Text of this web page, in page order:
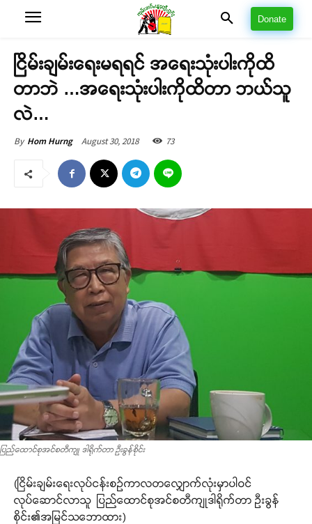
Donate
ငြိမ်းချမ်းရေးမရရင် အရေးသုံးပါးကိုထိ
တာဘဲ …အရေးသုံးပါးကိုထိတာ ဘယ်သူ
လဲ…
By Hom Hurng August 30, 2018 73
ပြည်ထောင်စုအင်စတီကျု ဒါရိုက်တာ ဦးခွန်စိုင်း
(ငြိမ်းချမ်းရေးလုပ်ငန်းစဉ်ကာလတလျှောက်လုံးမှာပါဝင်
လုပ်ဆောင်လာသူ ပြည်ထောင်စုအင်စတီကျုဒါရိုက်တာ ဦးခွန်
စိုင်း၏အမြင်သဘောထား)